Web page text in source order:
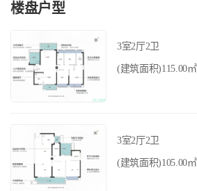
楼盘户型
3室2厅2卫
(建筑面积)115.00㎡
3室2厅2卫
(建筑面积)105.00㎡